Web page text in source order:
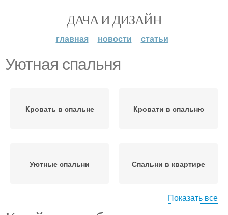
ДАЧА И ДИЗАЙН
главная новости статьи
Уютная спальня
Кровать в спальне Кровати в спальню
Уютные спальни Спальни в квартире
Показать все